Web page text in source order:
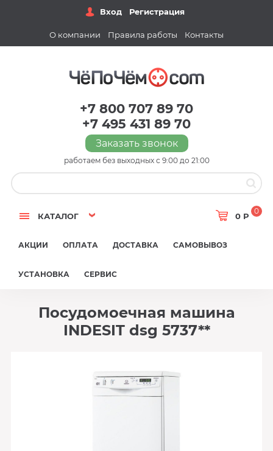
Вход Регистрация
О компании Правила работы Контакты
+7 800 707 89 70
+7 495 431 89 70
Заказать звонок
работаем без выходных с 9:00 до 21:00
КАТАЛОГ 0 Р
0
АКЦИИ ОПЛАТА ДОСТАВКА САМОВЫВОЗ
УСТАНОВКА СЕРВИС
Посудомоечная машина
INDESIT dsg 5737**